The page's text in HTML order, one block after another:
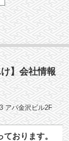
】会社情報
アパ金沢ビル2F
おります。